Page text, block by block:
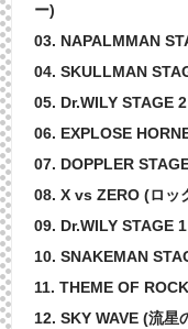
ー)
03. NAPALMMAN
04. SKULLMAN
05. Dr.WILY STAGE
06. EXPLOSE
07. DOPPLER
08. X vs ZERO (ロッ
09. Dr.WILY STAGE
10. SNAKEMAN
11. THEME OF
12. SKY WAVE (流星